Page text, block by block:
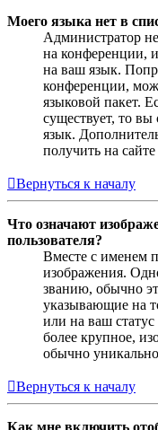
Моего языка нет в
Администратор
на конференции,
на ваш язык.
конференции,
языковой пакет.
существует, то
язык.
получить на сайте
Вернуться к началу
Что означают
пользователя?
Вместе с именем
изображения.
званию, обычно
указывающие на
или на ваш
более крупное,
обычно
Вернуться к началу
Как мне включить